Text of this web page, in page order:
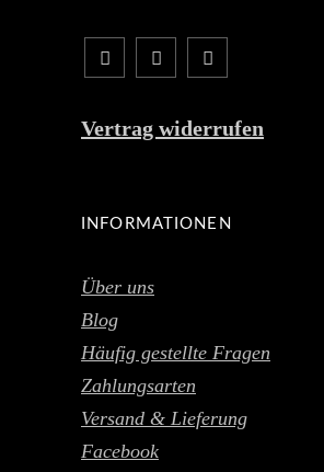
Vertrag widerrufen
INFORMATIONEN
Über uns
Blog
Häufig gestellte Fragen
Zahlungsarten
Versand & Lieferung
Facebook